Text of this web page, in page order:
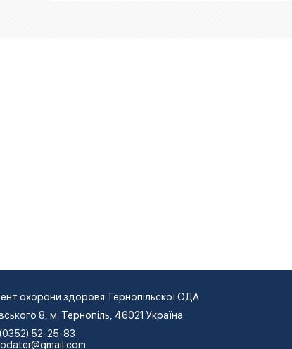
охорони здоровя Тернопільскої ОДА
8, м. Тернопіль, 46021 Україна
52-25-83